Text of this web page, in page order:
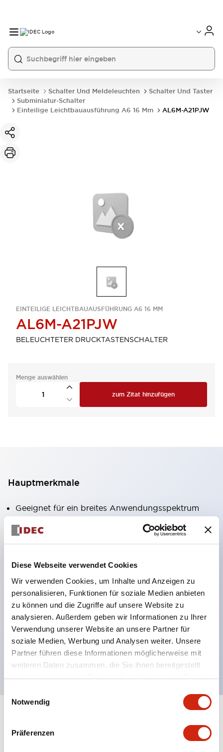
Diese Webseite verwendet Cookies
Wir verwenden Cookies, um Inhalte und Anzeigen zu
personalisieren, Funktionen für soziale Medien anbieten
zu können und die Zugriffe auf unsere Website zu
analysieren. Außerdem geben wir Informationen zu Ihrer
Verwendung unserer Website an unsere Partner für
soziale Medien, Werbung und Analysen weiter. Unsere
Partner führen diese Informationen möglicherweise mit
weiteren Daten zusammen, die Sie ihnen bereitgestellt
haben oder die sie im Rahmen Ihrer Nutzung der Dienste
Notwendig
Präferenzen
Startseite Schalter Und Meldeleuchten
Schalter Und Taster
Subminiatur-Schalter
Einteilige Leichtbauausführung A6 16 Mm
AL6M-A21PJW
EINTEILIGE LEICHTBAUAUSFÜHRUNG A6 16 MM
AL6M-A21PJW
BELEUCHTETER DRUCKTASTENSCHALTER
Menge auswählen
zum Zitat hinzufügen
Hauptmerkmale
Geeignet für ein breites Anwendungsspektrum
von der Konsumelektronik bis zum FA-Bereich
LED-Beleuchtungseinheit mit integriertem
LED-Lampenkörper
Schutzarten IP40 und IP65 vollständig verfügbar
(IEC 60529)
UL- und CSA-zertifiziert. Entspricht EN (Europa)
Normen. CCC-zertifiziert (außer Anzeigeleuchten).
Mit speziellem Zubehör leicht auf Φ22 Flash-
Silhouette umstellbar